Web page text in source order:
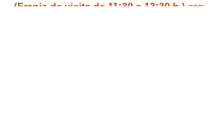
(Franja de visita de 11:30 a 13:30 h.) con